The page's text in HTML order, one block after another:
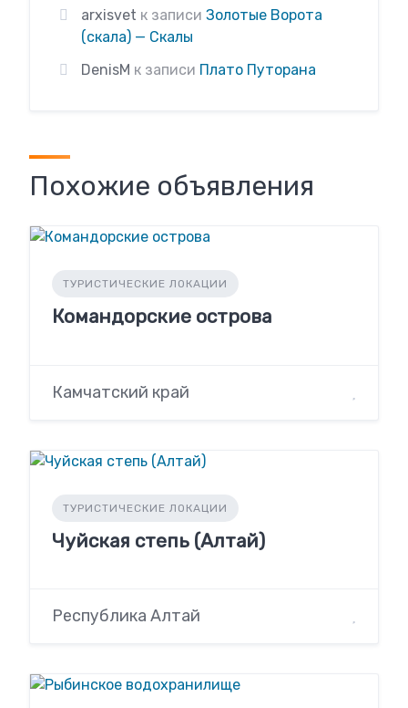
arxisvet к записи Золотые Ворота
(скала) — Скалы
DenisM к записи Плато Путорана
Похожие объявления
ТУРИСТИЧЕСКИЕ ЛОКАЦИИ
Командорские острова
Камчатский край
ТУРИСТИЧЕСКИЕ ЛОКАЦИИ
Чуйская степь (Алтай)
Республика Алтай